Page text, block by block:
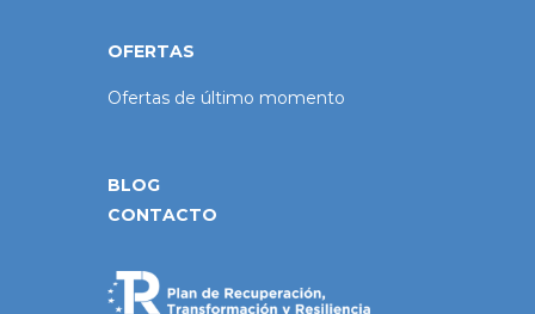
OFERTAS
Ofertas de último momento
BLOG
CONTACTO